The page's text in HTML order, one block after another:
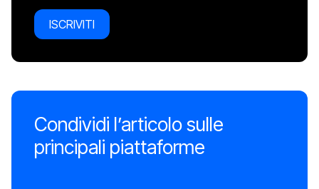
ISCRIVITI
Condividi l’articolo sulle
principali piattaforme